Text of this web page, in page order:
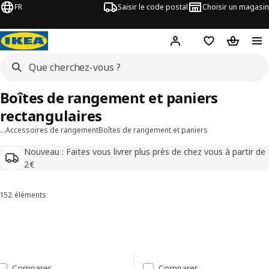
FR Saisir le code postal Choisir un magasin
Mon compteFavorisPanier
…Accessoires de rangementBoîtes de rangement et paniers
Nouveau : Faites vous livrer plus près de chez vous à partir de
2€
Boîtes de rangement et paniers
rectangulaires
Trier et filtrer
152 éléments
Liste des résultats